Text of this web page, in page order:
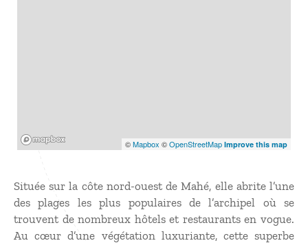
©Mapbox ©OpenStreetMap Improve this map
Située sur la côte nord-ouest de Mahé, elle abrite l’une
des plages les plus populaires de l’archipel où se
trouvent de nombreux hôtels et restaurants en vogue.
Au cœur d’une végétation luxuriante, cette superbe